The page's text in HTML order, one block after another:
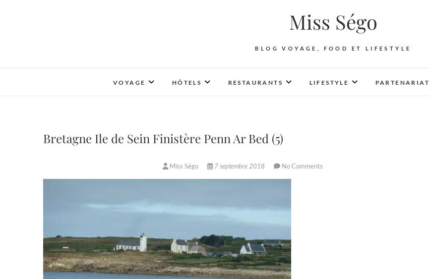
Miss Ségo
BLOG VOYAGE, FOOD ET LIFESTYLE
VOYAGE HÔTELS RESTAURANTS LIFESTYLE PARTENARIAT
Bretagne Ile de Sein Finistère Penn Ar Bed (5)
Miss Ségo 7 septembre 2018 No Comments